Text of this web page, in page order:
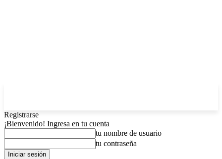
Registrarse
¡Bienvenido! Ingresa en tu cuenta
tu nombre de usuario
tu contraseña